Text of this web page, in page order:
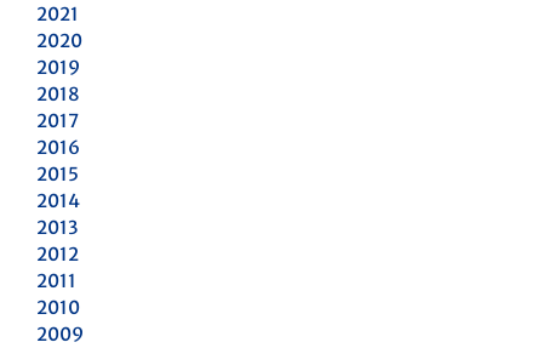
2021
2020
2019
2018
2017
2016
2015
2014
2013
2012
2011
2010
2009